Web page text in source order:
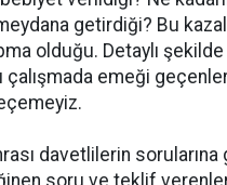
getirdiği? Bu
olduğu. Detaylı şekilde
çalışmada emeği
davetlilerin
soru ve teklif